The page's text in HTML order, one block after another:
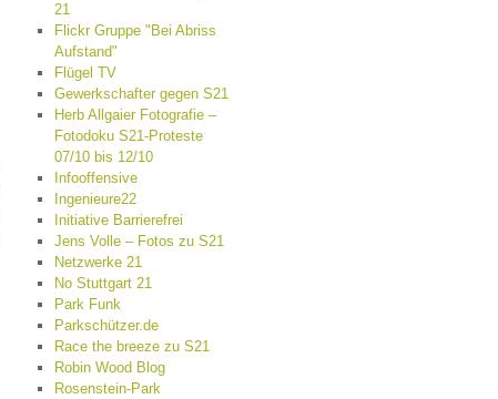
21
Flickr Gruppe "Bei Abriss
Aufstand"
Flügel TV
Gewerkschafter gegen S21
Herb Allgaier Fotografie –
Fotodoku S21-Proteste
07/10 bis 12/10
Infooffensive
Ingenieure22
Initiative Barrierefrei
Jens Volle – Fotos zu S21
Netzwerke 21
No Stuttgart 21
Park Funk
Parkschützer.de
Race the breeze zu S21
Robin Wood Blog
Rosenstein-Park